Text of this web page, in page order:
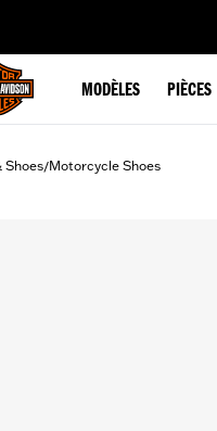
MODÈLES PIÈCES
Shoes/Motorcycle Shoes